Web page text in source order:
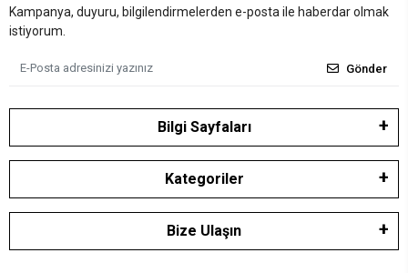
Kampanya, duyuru, bilgilendirmelerden e-posta ile haberdar olmak
istiyorum.
Gönder
Bilgi Sayfaları
Kategoriler
Bize Ulaşın